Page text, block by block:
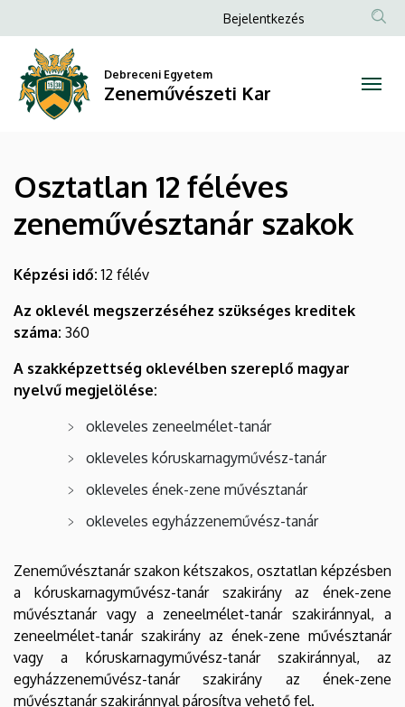
féléves
zeneművésztanár
Zeneművészeti
Kar
a
tartalomra
Anonim
menüje
Bejelentkezés
Debreceni Egyetem
Zeneművészeti Kar
Osztatlan 12 féléves
zeneművésztanár szakok
Képzési idő: 12 félév
Az oklevél megszerzéséhez szükséges kreditek
száma: 360
A szakképzettség oklevélben szereplő magyar
nyelvű megjelölése:
okleveles zeneelmélet-tanár
okleveles kóruskarnagyművész-tanár
okleveles ének-zene művésztanár
okleveles egyházzeneművész-tanár
Zeneművésztanár szakon kétszakos, osztatlan képzésben
a kóruskarnagyművész-tanár szakirány az ének-zene
művésztanár vagy a zeneelmélet-tanár szakiránnyal, a
zeneelmélet-tanár szakirány az ének-zene művésztanár
vagy a kóruskarnagyművész-tanár szakiránnyal, az
egyházzeneművész-tanár szakirány az ének-zene
művésztanár szakiránnyal párosítva vehető fel.